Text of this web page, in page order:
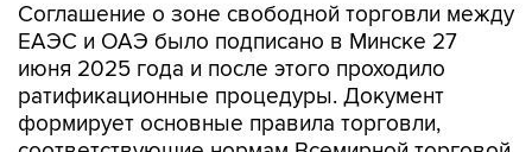
Соглашение о зоне свободной торговли между
ЕАЭС и ОАЭ было подписано в Минске 27
июня 2025 года и после этого проходило
ратификационные процедуры. Документ
формирует основные правила торговли,